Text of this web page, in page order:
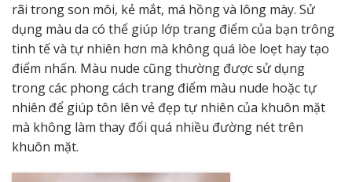
rãi trong son môi, kẻ mắt, má hồng và lông mày. Sử
dụng màu da có thể giúp lớp trang điểm của bạn trông
tinh tế và tự nhiên hơn mà không quá lòe loẹt hay tạo
điểm nhấn. Màu nude cũng thường được sử dụng
trong các phong cách trang điểm màu nude hoặc tự
nhiên để giúp tôn lên vẻ đẹp tự nhiên của khuôn mặt
mà không làm thay đổi quá nhiều đường nét trên
khuôn mặt.